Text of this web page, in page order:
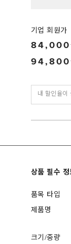
기업 회원가
84,000
94,800
내 할인율이
상품 필수 정
품목 타입
제품명
크기/중량